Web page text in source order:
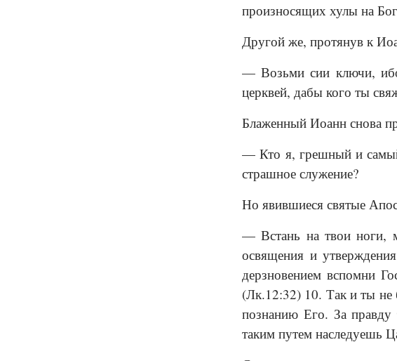
произносящих хулы на
Другой же, протянув к
— Возьми сии ключи, ибо
церквей, дабы кого ты
Блаженный Иоанн снова
— Кто я, грешный и самый
страшное служение?
Но явившиеся святые
— Встань на твои ноги,
освящения и
дерзновением вспомни
(Лк.12:32) 10. Так и ты не
познанию Его. За правду
таким путем наследуешь